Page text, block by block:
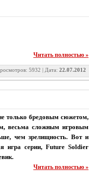
Читать полностью »
5932 | Дата: 22.07.2012
только бредовым сюжетом,
весьма сложным игровым
чем зрелищность. Вот и
игра серии, Future Soldier
Читать полностью »